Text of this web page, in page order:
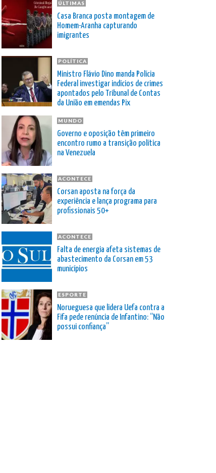
ÚLTIMAS
Casa Branca posta montagem de
Homem-Aranha capturando
imigrantes
POLÍTICA
Ministro Flávio Dino manda Polícia
Federal investigar indícios de crimes
apontados pelo Tribunal de Contas
da União em emendas Pix
MUNDO
Governo e oposição têm primeiro
encontro rumo a transição política
na Venezuela
ACONTECE
Corsan aposta na força da
experiência e lança programa para
profissionais 50+
ACONTECE
Falta de energia afeta sistemas de
abastecimento da Corsan em 53
municípios
ESPORTE
Norueguesa que lidera Uefa contra a
Fifa pede renúncia de Infantino: “Não
possui confiança”